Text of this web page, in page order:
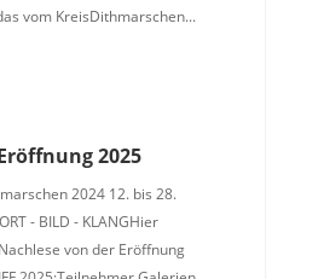
vom KreisDithmarschen...
2025
2024 12. bis 28.
- BILD - KLANGHier
von der Eröffnung